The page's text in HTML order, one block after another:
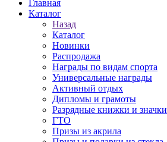
Главная
Каталог
Назад
Каталог
Новинки
Распродажа
Награды по видам спорта
Универсальные награды
Активный отдых
Дипломы и грамоты
Разрядные книжки и значки
ГТО
Призы из акрила